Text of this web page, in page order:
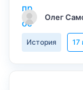
Олег
История 17